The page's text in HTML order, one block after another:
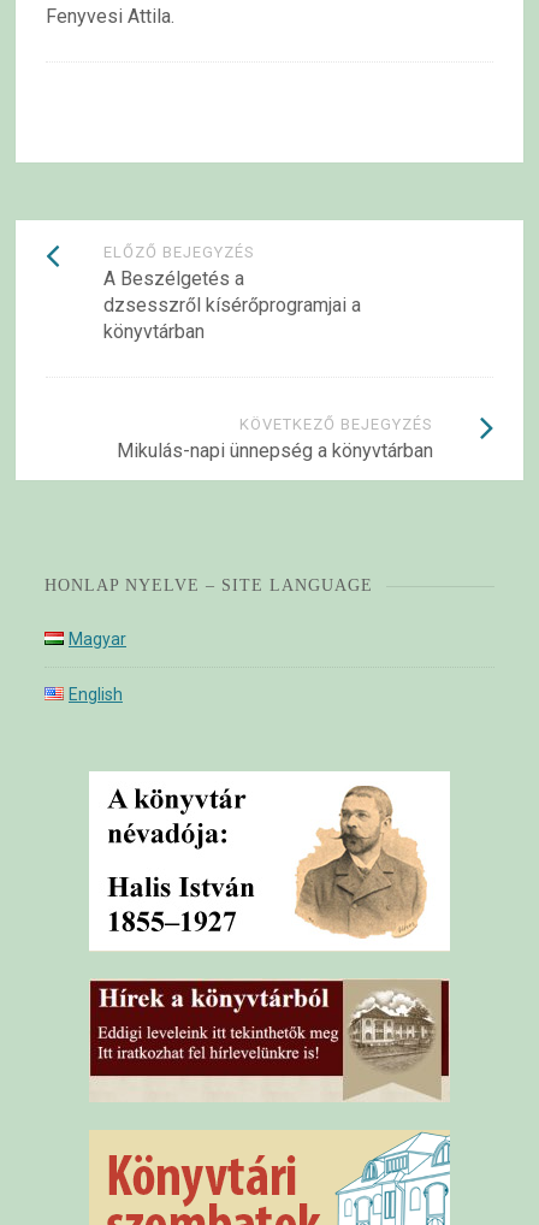
Fenyvesi Attila.
Bejegyzések
navigációja
ELŐZŐ BEJEGYZÉS
A Beszélgetés a
dzsesszről kísérőprogramjai a
könyvtárban
KÖVETKEZŐ BEJEGYZÉS
Mikulás-napi ünnepség a könyvtárban
HONLAP NYELVE – SITE LANGUAGE
Magyar
English